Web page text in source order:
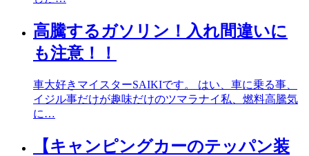
高騰するガソリン！入れ間違いに
も注意！！
車大好きマイスターSAIKIです。 はい、車に乗る事、
イジル事だけが趣味だけのツマラナイ私、燃料高騰気
に…
【キャンピングカーのテッパン装